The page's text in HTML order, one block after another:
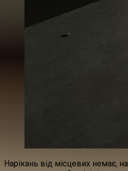
Нарікань від місцевих немає,